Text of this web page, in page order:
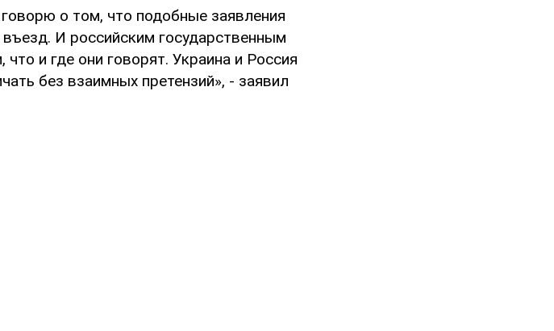
о том, что подобные заявления
И российским государственным
и где они говорят. Украина и Россия
без взаимных претензий», - заявил